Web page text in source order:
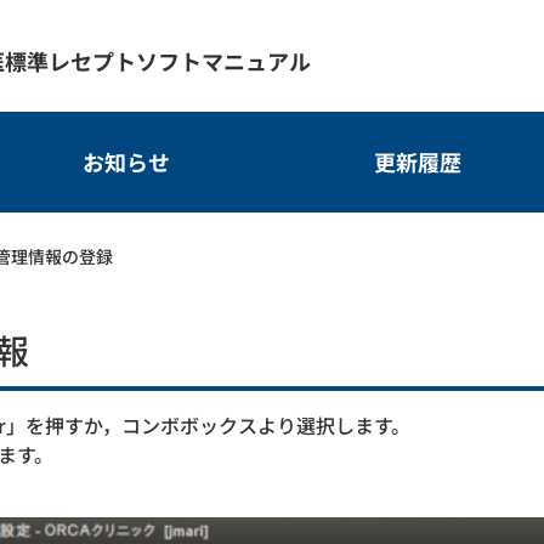
準レセプトソフトマニュアル
お知らせ 更新履歴
理情報の登録
を押すか，コンボボックスより選択します。
。